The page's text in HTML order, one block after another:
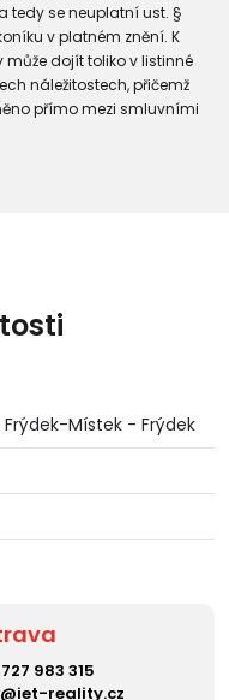
tedy se neuplatní ust. §
v platném znění. K
dojít toliko v listinné
náležitostech, přičemž
přímo mezi smluvními
Frýdek-Místek - Frýdek
983 315
reality.cz